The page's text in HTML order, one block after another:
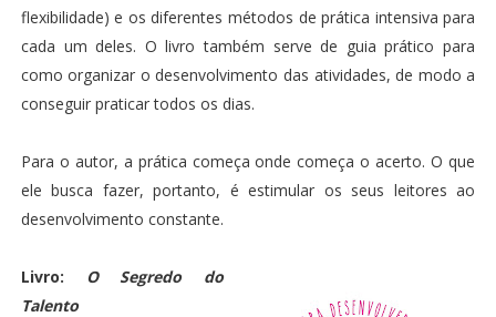
flexibilidade) e os diferentes métodos de prática intensiva para
cada um deles. O livro também serve de guia prático para
como organizar o desenvolvimento das atividades, de modo a
conseguir praticar todos os dias.
Para o autor, a prática começa onde começa o acerto. O que
ele busca fazer, portanto, é estimular os seus leitores ao
desenvolvimento constante.
Livro: O Segredo do
Talento